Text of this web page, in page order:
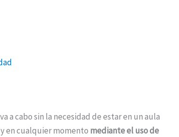
a cabo sin la necesidad de estar en un aula
en cualquier momento mediante el uso de